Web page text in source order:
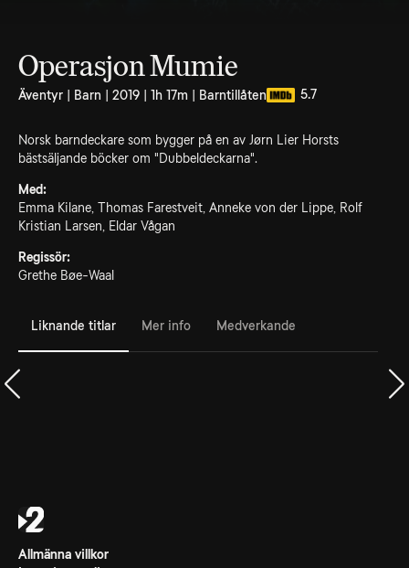
Operasjon Mumie
Äventyr | Barn | 2019 | 1h 17m | Barntillåten 5.7
Norsk barndeckare som bygger på en av Jørn Lier Horsts
bästsäljande böcker om "Dubbeldeckarna".
Med:
Emma Kilane, Thomas Farestveit, Anneke von der Lippe, Rolf
Kristian Larsen, Eldar Vågan
Regissör:
Grethe Bøe-Waal
Liknande titlar Mer info Medverkande
Allmänna villkor